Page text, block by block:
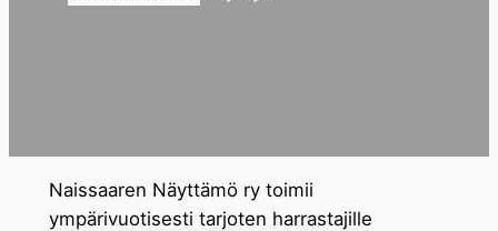
Naissaaren Näyttämö ry toimii
ympärivuotisesti tarjoten harrastajille